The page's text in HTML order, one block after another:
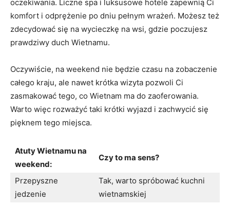
oczekiwania.​ Liczne spa i luksusowe hotele zapewnią Ci
komfort i ‍odprężenie po dniu pełnym wrażeń. Możesz ⁣też
zdecydować ​się na wycieczkę ‌na wsi, gdzie poczujesz
prawdziwy​ duch Wietnamu.
Oczywiście,‍ na weekend nie będzie czasu na⁣ zobaczenie⁢
całego kraju,​ ale nawet krótka wizyta pozwoli Ci
zasmakować tego, co‍ Wietnam ma‍ do zaoferowania.
Warto więc rozważyć taki ‍krótki wyjazd i‍ zachwycić ⁣się
pięknem tego miejsca.
Atuty‌ Wietnamu na
weekend:
Czy ⁤to‌ ma sens?
Przepyszne​
jedzenie
Tak, ​warto ‌spróbować‍ kuchni
wietnamskiej